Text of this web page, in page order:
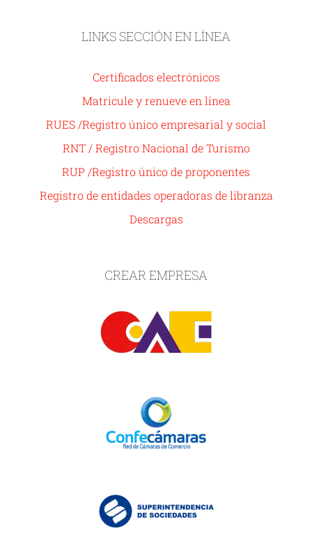
LINKS SECCIÓN EN LÍNEA
Certificados electrónicos
Matricule y renueve en línea
RUES /Registro único empresarial y social
RNT / Registro Nacional de Turismo
RUP /Registro único de proponentes
Registro de entidades operadoras de libranza
Descargas
CREAR EMPRESA